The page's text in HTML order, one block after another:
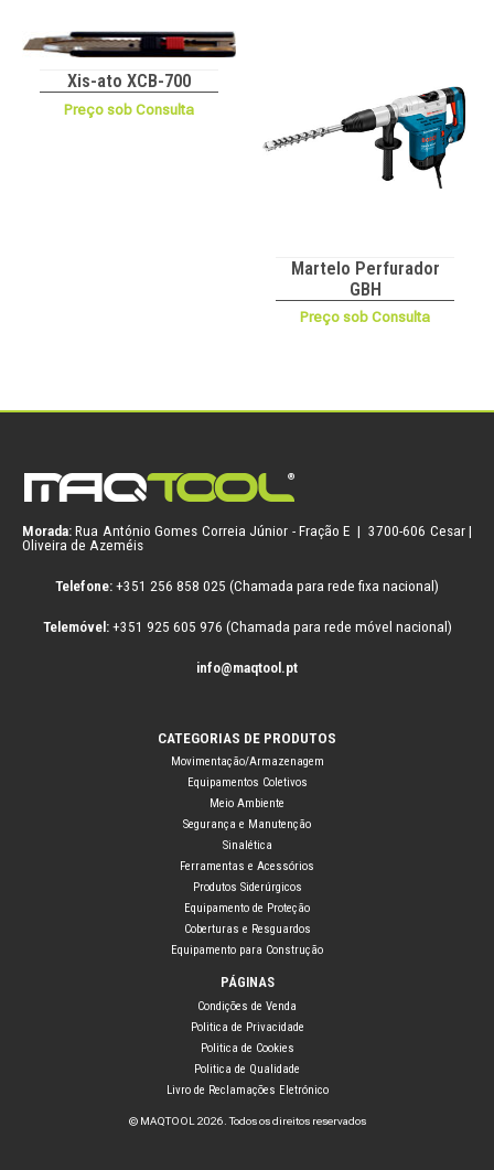
Xis-ato XCB-700
Preço sob Consulta
Martelo Perfurador
GBH
Preço sob Consulta
Morada: Rua António Gomes Correia Júnior - Fração E | 3700-606 Cesar |
Oliveira de Azeméis
Telefone: +351 256 858 025 (Chamada para rede fixa nacional)
Telemóvel:+351 925 605 976 (Chamada para rede móvel nacional)
info@maqtool.pt
CATEGORIAS DE PRODUTOS
Movimentação/Armazenagem
Equipamentos Coletivos
Meio Ambiente
Segurança e Manutenção
Sinalética
Ferramentas e Acessórios
Produtos Siderúrgicos
Equipamento de Proteção
Coberturas e Resguardos
Equipamento para Construção
PÁGINAS
Condições de Venda
Politica de Privacidade
Politica de Cookies
Politica de Qualidade
Livro de Reclamações Eletrónico
© MAQTOOL 2026. Todos os direitos reservados